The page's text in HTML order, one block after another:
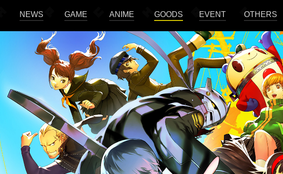
NEWS GAME ANIME GOODS EVENT OTHERS